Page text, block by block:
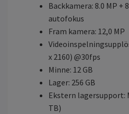
Backkamera: 8.0 MP +
autofokus
Fram kamera: 12,0 MP
x 2160) @30fps
Minne: 12 GB
Lager: 256 GB
Ekstern lagersupport:
TB)